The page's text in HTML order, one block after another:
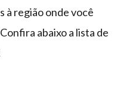
à região onde você
abaixo a lista de